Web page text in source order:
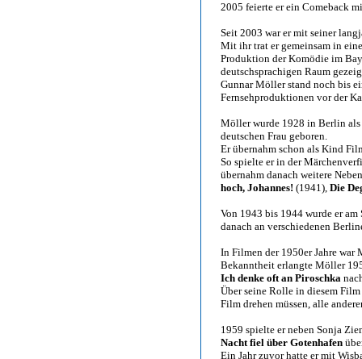
2005 feierte er ein Comeback
Seit 2003 war er mit seiner
Mit ihr trat er gemeinsam in
Produktion der Komödie im
deutschsprachigen Raum
Gunnar Möller stand noch bis
Fernsehproduktionen vor der
Möller wurde 1928 in Berlin als
deutschen Frau geboren.
Er übernahm schon als Kind
So spielte er in der
übernahm danach weitere
hoch, Johannes! (1941), Die
Von 1943 bis 1944 wurde er
danach an verschiedenen
In Filmen der 1950er Jahre
Bekanntheit erlangte Möller
Ich denke oft an Piroschka
Über seine Rolle in diesem
Film drehen müssen, alle
1959 spielte er neben Sonja
Nacht fiel über Gotenhafen
Ein Jahr zuvor hatte er mit